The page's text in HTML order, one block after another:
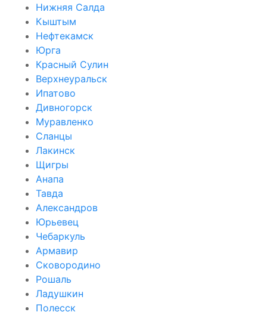
Нижняя Салда
Кыштым
Нефтекамск
Юрга
Красный Сулин
Верхнеуральск
Ипатово
Дивногорск
Муравленко
Сланцы
Лакинск
Щигры
Анапа
Тавда
Александров
Юрьевец
Чебаркуль
Армавир
Сковородино
Рошаль
Ладушкин
Полесск